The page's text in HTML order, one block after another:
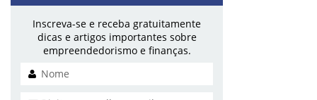
Inscreva-se e receba gratuitamente
dicas e artigos importantes sobre
empreendedorismo e finanças.